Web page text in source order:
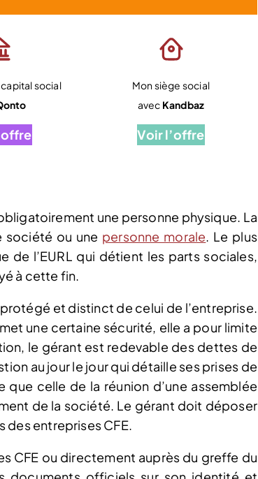
social
Mon siège social
avec Kandbaz
Voir l’offre
une personne physique. La
société ou une personne morale. Le plus
de l’EURL qui détient les parts sociales,
à cette fin.
et distinct de celui de l’entreprise.
une certaine sécurité, elle a pour limite
le gérant est redevable des dettes de
au jour le jour qui détaille ses prises de
celle de la réunion d’une assemblée
de la société. Le gérant doit déposer
entreprises CFE.
CFE ou directement auprès du greffe du